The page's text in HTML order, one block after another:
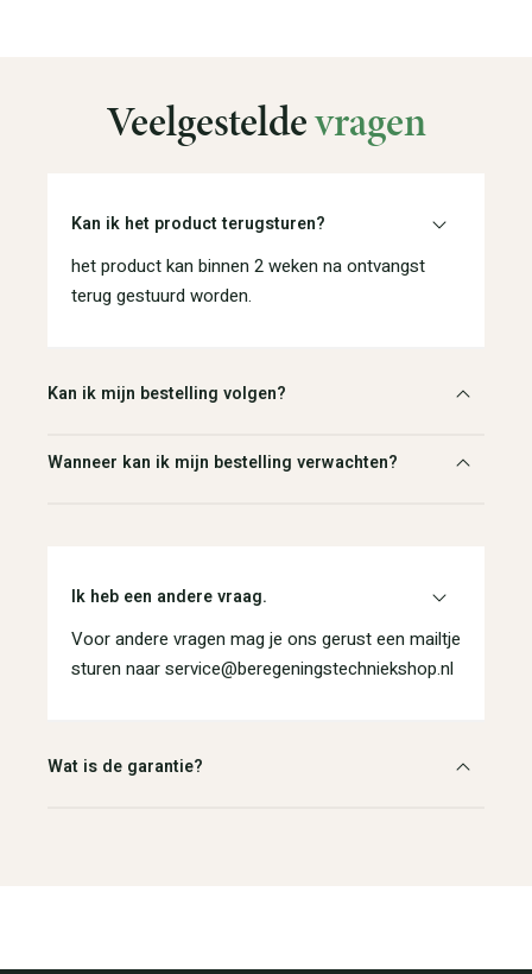
Veelgesteldevragen
Kan ik het product terugsturen?
het product kan binnen 2 weken na ontvangst
terug gestuurd worden.
Kan ik mijn bestelling volgen?
Wanneer kan ik mijn bestelling verwachten?
Ik heb een andere vraag.
Voor andere vragen mag je ons gerust een mailtje
sturen naar service@beregeningstechniekshop.nl
Wat is de garantie?